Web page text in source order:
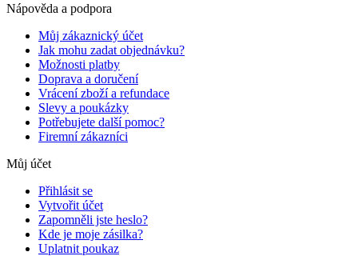
Nápověda a podpora
Můj zákaznický účet
Jak mohu zadat objednávku?
Možnosti platby
Doprava a doručení
Vrácení zboží a refundace
Slevy a poukázky
Potřebujete další pomoc?
Firemní zákazníci
Můj účet
Přihlásit se
Vytvořit účet
Zapomněli jste heslo?
Kde je moje zásilka?
Uplatnit poukaz